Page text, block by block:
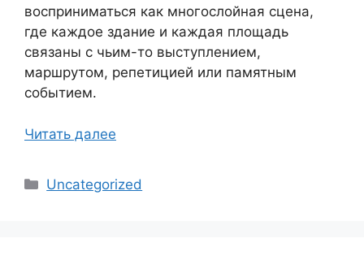
восприниматься как многослойная сцена,
где каждое здание и каждая площадь
связаны с чьим-то выступлением,
маршрутом, репетицией или памятным
событием.
Читать далее
Рубрики
Uncategorized